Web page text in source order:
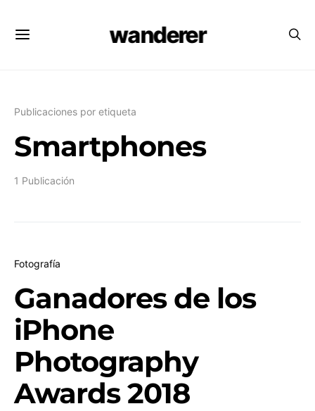
wanderer
Publicaciones por etiqueta
Smartphones
1 Publicación
Fotografía
Ganadores de los
iPhone
Photography
Awards 2018